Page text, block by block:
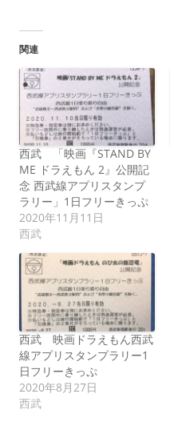
関連
西武 「映画『STAND BY
ME ドラえもん 2』公開記
念 西武線アプリスタンプ
ラリー」1日フリーきっぷ
2020年11月11日
西武
西武 映画ドラえもん西武
線アプリスタンプラリー1
日フリーきっぷ
2020年8月27日
西武